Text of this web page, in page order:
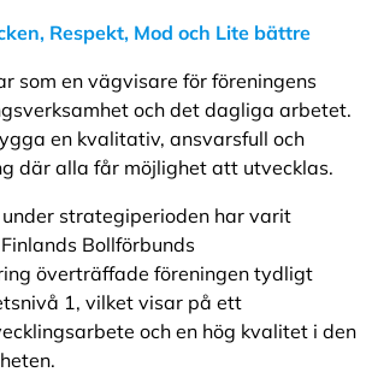
Respekt, Mod och Lite bättre
som en vägvisare för föreningens
och det dagliga arbetet.
en kvalitativ, ansvarsfull och
där alla får möjlighet att utvecklas.
under strategiperioden har varit
Bollförbunds
överträffade föreningen tydligt
1, vilket visar på ett
och en hög kvalitet i den